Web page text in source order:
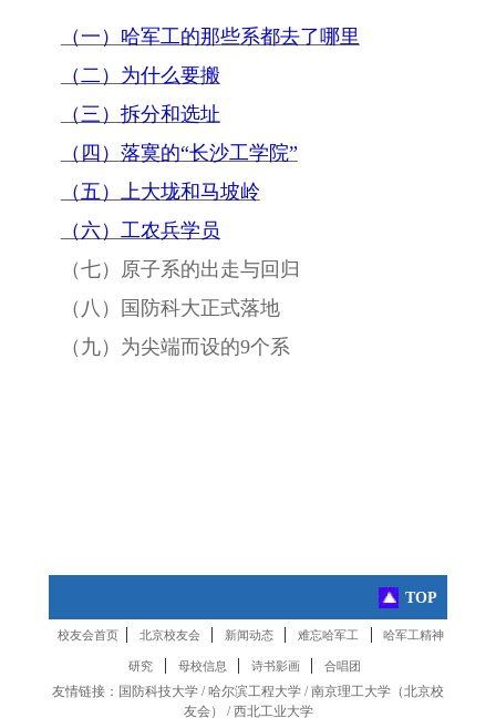
（一）哈军工的那些系都去了哪里
（二）为什么要搬
（三）拆分和选址
（四）落寞的“长沙工学院”
（五）上大垅和马坡岭
（六）工农兵学员
（七）原子系的出走与回归
（八）国防科大正式落地
（九）为尖端而设的9个系
TOP
校友会首页 | 北京校友会 | 新闻动态 | 难忘哈军工 | 哈军工精神
研究 | 母校信息 | 诗书影画 | 合唱团
友情链接： 国防科技大学 /哈尔滨工程大学 /南京理工大学 （北京校
友会） /西北工业大学